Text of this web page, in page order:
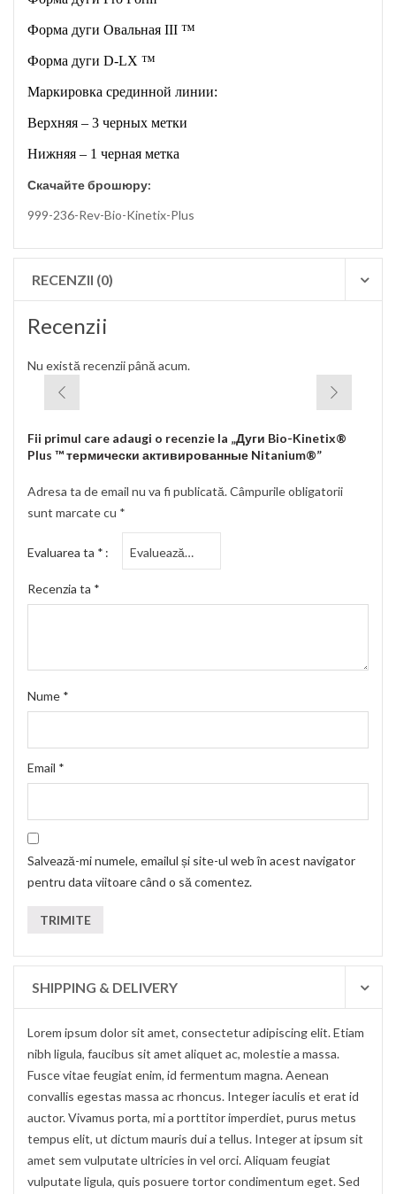
Форма дуги Овальная III ™
Форма дуги D-LX ™
Маркировка срединной линии:
Верхняя – 3 черных метки
Нижняя – 1 черная метка
Скачайте брошюру:
999-236-Rev-Bio-Kinetix-Plus
RECENZII (0)
Recenzii
Nu există recenzii până acum.
Fii primul care adaugi o recenzie la „Дуги Bio-Kinetix®
Plus ™ термически активированные Nitanium®”
Adresa ta de email nu va fi publicată.Câmpurile obligatorii
sunt marcate cu *
Evaluarea ta *
Recenzia ta *
Nume *
Email *
Salvează-mi numele, emailul și site-ul web în acest navigator
pentru data viitoare când o să comentez.
SHIPPING & DELIVERY
Lorem ipsum dolor sit amet, consectetur adipiscing elit. Etiam
nibh ligula, faucibus sit amet aliquet ac, molestie a massa.
Fusce vitae feugiat enim, id fermentum magna. Aenean
convallis egestas massa ac rhoncus. Integer iaculis et erat id
auctor. Vivamus porta, mi a porttitor imperdiet, purus metus
tempus elit, ut dictum mauris dui a tellus. Integer at ipsum sit
amet sem vulputate ultricies in vel orci. Aliquam feugiat
vulputate ligula, quis posuere tortor condimentum eget. Sed